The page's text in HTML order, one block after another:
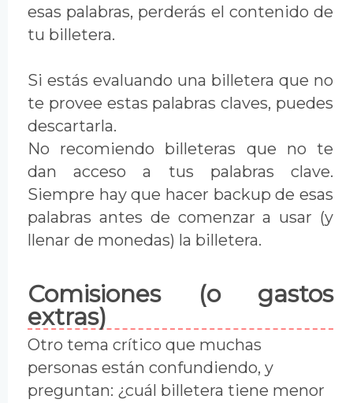
esas palabras, perderás el contenido de
tu billetera.
Si estás evaluando una billetera que no
te provee estas palabras claves, puedes
descartarla.
No recomiendo billeteras que no te
dan acceso a tus palabras clave.
Siempre hay que hacer backup de esas
palabras antes de comenzar a usar (y
llenar de monedas) la billetera.
Comisiones (o gastos
extras)
Otro tema crítico que muchas
personas están confundiendo, y
preguntan: ¿cuál billetera tiene menor